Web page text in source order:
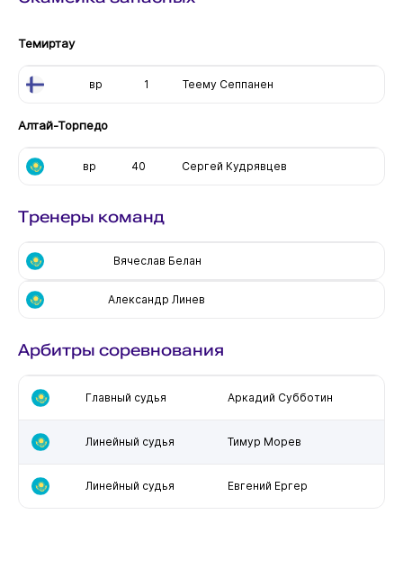
Темиртау
вр 1 Теему Сеппанен
Алтай-Торпедо
вр 40 Сергей Кудрявцев
Тренеры команд
Вячеслав Белан
Александр Линев
Арбитры соревнования
Главный судья Аркадий Субботин
Линейный судья Тимур Морев
Линейный судья Евгений Ергер